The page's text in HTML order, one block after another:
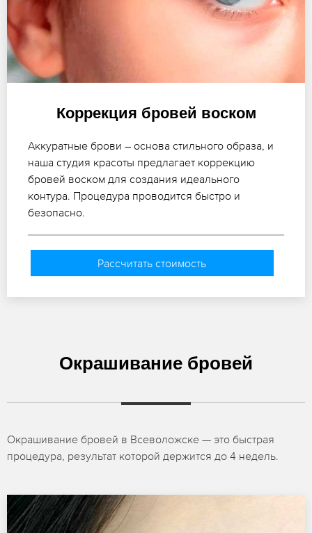
Коррекция бровей воском
Аккуратные брови – основа стильного образа, и
наша студия красоты предлагает коррекцию
бровей воском для создания идеального
контура. Процедура проводится быстро и
безопасно.
Рассчитать стоимость
Окрашивание бровей
Окрашивание бровей в Всеволожске — это быстрая
процедура, результат которой держится до 4 недель.